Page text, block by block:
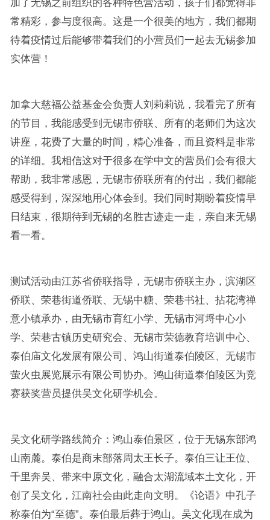
常精彩，参与度很高。这是一个很美的地方，我们都期
待着疫情过后能够带着我们的小营员们一起去无锡参加
实体营！
加拿大慈福公益基金会负责人刘莉莉说，我看完了所有
的节目，我能感受到无锡市侨联、所有的老师们为这次
讲座，花费了大量的时间，精心准备，而且资料是非常
的详细。我相信这对于很多在学中文的营员们会有很大
帮助，我非常感恩，无锡市侨联所有的付出，我们都能
感受得到，深深地用心体会到。我们同时期盼着疫情早
日结束，很期待到无锡的名胜古迹走一走，亲自来无锡
看一看。
测试活动由江苏省侨联指导，无锡市侨联主办，滨湖区
侨联、荣巷街道侨联、无锡中糖、荣巷书社、拈花湾禅
意小镇承办，由无锡市育红小学、无锡市河埒中心小
学、荣巷古镇历史研究会、无锡市荣德教育培训中心、
泰伯庙文化发展有限公司、鸿山街道泰伯陵区、无锡市
萤火虫展览展示有限公司协办。鸿山街道泰伯陵区为竞
赛获奖营员提供吴文化研学机会。
吴文化研学路线简介：鸿山泰伯景区，位于无锡东部鸿
山南麓。泰伯是商末部落周太王长子。泰伯三让王位、
千里奔吴、带来中原文化，融合太湖流域本土文化，开
创了吴文化，江南社会由此走向文明。《论语》中孔子
称泰伯为“至德”。泰伯最后葬于鸿山。吴文化现在成为